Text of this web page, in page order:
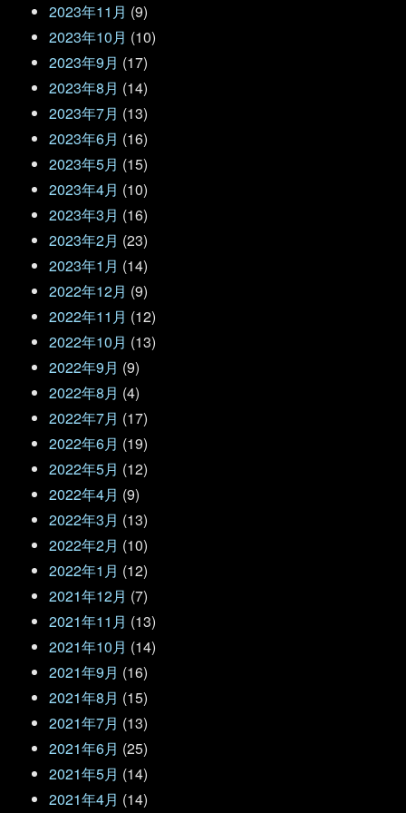
2023年11月 (9)
2023年10月 (10)
2023年9月 (17)
2023年8月 (14)
2023年7月 (13)
2023年6月 (16)
2023年5月 (15)
2023年4月 (10)
2023年3月 (16)
2023年2月 (23)
2023年1月 (14)
2022年12月 (9)
2022年11月 (12)
2022年10月 (13)
2022年9月 (9)
2022年8月 (4)
2022年7月 (17)
2022年6月 (19)
2022年5月 (12)
2022年4月 (9)
2022年3月 (13)
2022年2月 (10)
2022年1月 (12)
2021年12月 (7)
2021年11月 (13)
2021年10月 (14)
2021年9月 (16)
2021年8月 (15)
2021年7月 (13)
2021年6月 (25)
2021年5月 (14)
2021年4月 (14)